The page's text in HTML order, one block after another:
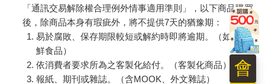
「通訊交易解除權合理例外情事適用準則」，以下商品購買
後，除商品本身有瑕疵外，將不提供7天的猶豫期：
易於腐敗、保存期限較短或解約時即將逾期。（如：生
鮮食品）
依消費者要求所為之客製化給付。（客製化商品）
報紙、期刊或雜誌。（含MOOK、外文雜誌）
會